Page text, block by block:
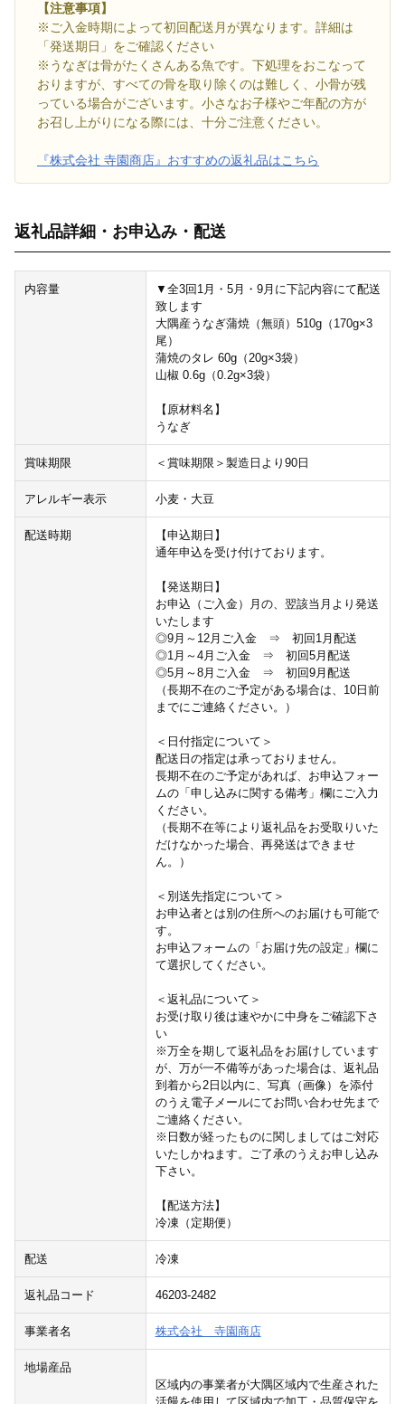
【注意事項】
※ご入金時期によって初回配送月が異なります。詳細は
「発送期日」をご確認ください
※うなぎは骨がたくさんある魚です。下処理をおこなって
おりますが、すべての骨を取り除くのは難しく、小骨が残
っている場合がございます。小さなお子様やご年配の方が
お召し上がりになる際には、十分ご注意ください。
『株式会社 寺園商店』おすすめの返礼品はこちら
返礼品詳細・お申込み・配送
内容量
▼全3回1月・5月・9月に下記内容にて配送
致します
大隅産うなぎ蒲焼（無頭）510g（170g×3
尾）
蒲焼のタレ 60g（20g×3袋）
山椒 0.6g（0.2g×3袋）
【原材料名】
うなぎ
賞味期限 ＜賞味期限＞製造日より90日
アレルギー表示 小麦・大豆
配送時期
【申込期日】
通年申込を受け付けております。
【発送期日】
お申込（ご入金）月の、翌該当月より発送
いたします
◎9月～12月ご入金 ⇒ 初回1月配送
◎1月～4月ご入金 ⇒ 初回5月配送
◎5月～8月ご入金 ⇒ 初回9月配送
（長期不在のご予定がある場合は、10日前
までにご連絡ください。）
＜日付指定について＞
配送日の指定は承っておりません。
長期不在のご予定があれば、お申込フォー
ムの「申し込みに関する備考」欄にご入力
ください。
（長期不在等により返礼品をお受取りいた
だけなかった場合、再発送はできませ
ん。）
＜別送先指定について＞
お申込者とは別の住所へのお届けも可能で
す。
お申込フォームの「お届け先の設定」欄に
て選択してください。
＜返礼品について＞
お受け取り後は速やかに中身をご確認下さ
い
※万全を期して返礼品をお届けしています
が、万が一不備等があった場合は、返礼品
到着から2日以内に、写真（画像）を添付
のうえ電子メールにてお問い合わせ先まで
ご連絡ください。
※日数が経ったものに関しましてはご対応
いたしかねます。ご了承のうえお申し込み
下さい。
【配送方法】
冷凍（定期便）
配送 冷凍
返礼品コード 46203-2482
事業者名 株式会社 寺園商店
地場産品
区域内の事業者が大隅区域内で生産された